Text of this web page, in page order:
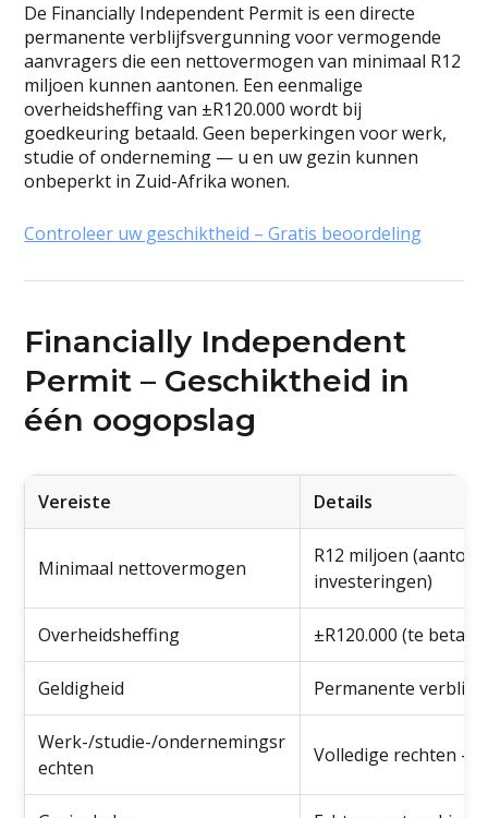
De Financially Independent Permit is een directe
permanente verblijfsvergunning voor vermogende
aanvragers die een nettovermogen van minimaal R12
miljoen kunnen aantonen. Een eenmalige
overheidsheffing van ±R120.000 wordt bij
goedkeuring betaald. Geen beperkingen voor werk,
studie of onderneming — u en uw gezin kunnen
onbeperkt in Zuid-Afrika wonen.
Controleer uw geschiktheid – Gratis beoordeling
Financially Independent
Permit – Geschiktheid in
één oogopslag
Vereiste Details
Minimaal nettovermogen
R12 miljoen
investeringen)
Overheidsheffing ±R120.000 (te
Geldigheid Permanente
Werk-/studie-/ondernemingsr
echten
Volledige rechten —